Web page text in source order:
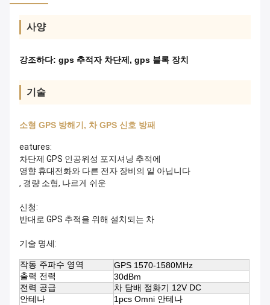
사양
강조하다: gps 추적자 차단제 , gps 블록 장치
기술
소형 GPS 방해기, 차 GPS 신호 방패
eatures:
차단제 GPS 인공위성 포지셔닝 추적에
영향 휴대전화와 다른 전자 장비의 일 아닙니다
, 경량 소형, 나르게 쉬운
신청:
반대로 GPS 추적을 위해 설치되는 차
기술 명세:
작동 주파수 영역
GPS 1570-1580MHz
출력 전력
30dBm
전력 공급
차 담배 점화기 12V DC
안테나
1pcs Omni 안테나